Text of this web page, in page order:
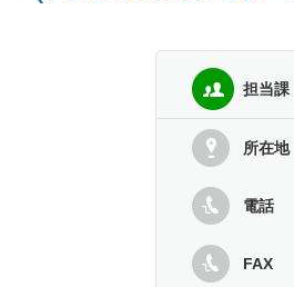
担当課
所在地
電話
FAX